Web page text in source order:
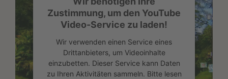
Zustimmung, um den YouTube
Video-Service zu laden!
Wir verwenden einen Service eines
Drittanbieters, um Videoinhalte
einzubetten. Dieser Service kann Daten
zu Ihren Aktivitäten sammeln. Bitte lesen